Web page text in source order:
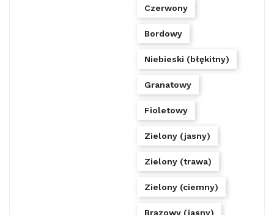
Czerwony
Bordowy
Niebieski (błękitny)
Granatowy
Fioletowy
Zielony (jasny)
Zielony (trawa)
Zielony (ciemny)
Brązowy (jasny)